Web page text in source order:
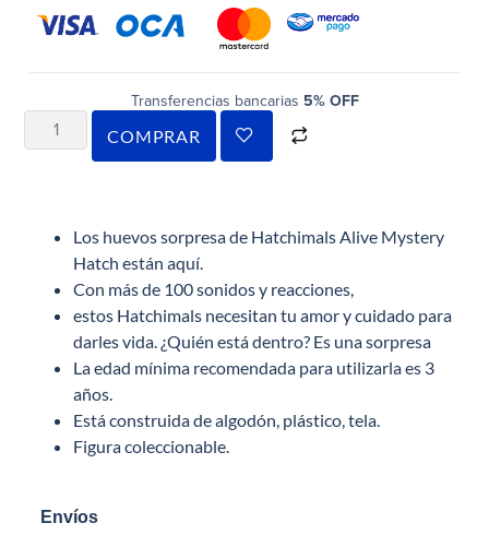
Transferencias bancarias 5% OFF
COMPRAR
Los huevos sorpresa de Hatchimals Alive Mystery
Hatch están aquí.
Con más de 100 sonidos y reacciones,
estos Hatchimals necesitan tu amor y cuidado para
darles vida. ¿Quién está dentro? Es una sorpresa
La edad mínima recomendada para utilizarla es 3
años.
Está construida de algodón, plástico, tela.
Figura coleccionable.
Envíos